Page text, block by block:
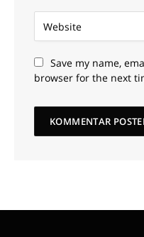
Save my name,
browser for the next